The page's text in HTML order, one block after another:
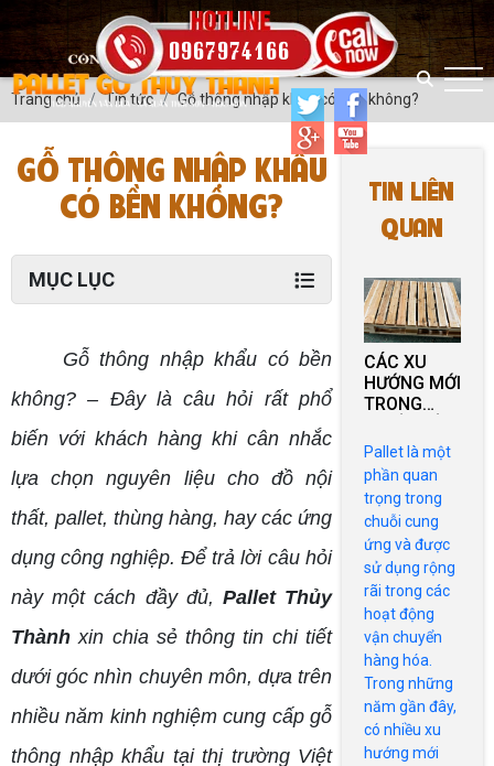
0967974166
Trang chủ Tin tức Gỗ thông nhập khẩu có bền không?
GỖ THÔNG NHẬP KHẨU
CÓ BỀN KHÔNG?
MỤC LỤC
Gỗ thông nhập khẩu có bền
không? – Đây là câu hỏi rất phổ
biến với khách hàng khi cân nhắc
lựa chọn nguyên liệu cho đồ nội
thất, pallet, thùng hàng, hay các ứng
dụng công nghiệp. Để trả lời câu hỏi
này một cách đầy đủ, Pallet Thủy
Thành xin chia sẻ thông tin chi tiết
dưới góc nhìn chuyên môn, dựa trên
nhiều năm kinh nghiệm cung cấp gỗ
thông nhập khẩu tại thị trường Việt
TIN LIÊN
QUAN
CÁC XU
HƯỚNG MỚI
TRONG
VÀ SỬ
DỤNG
PALLET
HIỆN NAY
Pallet là một
phần quan
trọng trong
chuỗi cung
ứng và được
sử dụng rộng
rãi trong các
hoạt động
vận chuyển
hàng hóa.
Trong những
năm gần đây,
có nhiều xu
hướng mới